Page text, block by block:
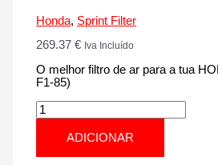
Honda, Sprint Filter
269.37€ Iva Incluído
O melhor filtro de ar para a tua
F1-85)
Quantidade
de
HONDA
CB1000R
(SF
ADICIONAR